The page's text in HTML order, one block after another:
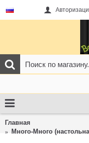
Главная
Много-Много